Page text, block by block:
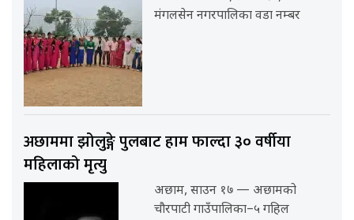
मंगलसेन नगरपालिका वडा नम्बर
अछाममा झोलुङ्गे पुलबाट हाम फाल्दा ३० वर्षीया
महिलाको मृत्यु
अछाम, साउन १७ — अछामको
चौरपाटी गाउँपालिका–५ गहिल